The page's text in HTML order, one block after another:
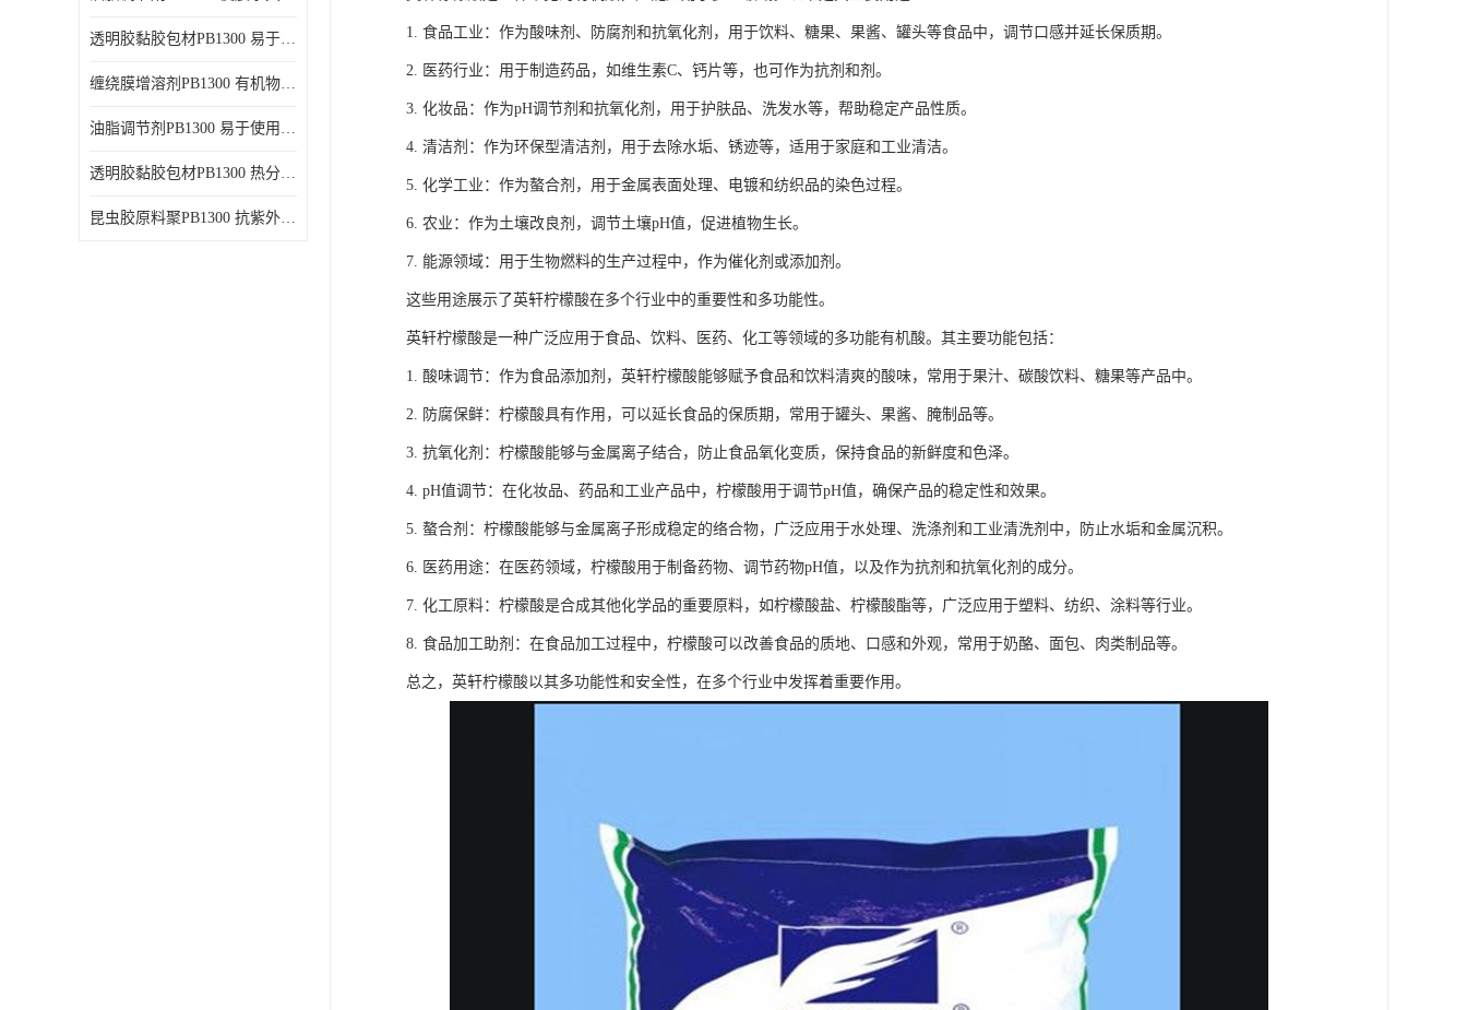
透明胶黏胶包材PB1300 易于使用和加工 耐老化
缠绕膜增溶剂PB1300 有机物质相容性好 易于使用和加工
油脂调节剂PB1300 易于使用和加工 化学稳定性好
透明胶黏胶包材PB1300 热分解后无残留物 良好的溶解性能
昆虫胶原料聚PB1300 抗紫外线性能好 应用范围广
1. 食品工业：作为酸味剂、防腐剂和抗氧化剂，用于饮料、糖果、果酱、罐头等食品中，调节口感并延长保质期。
2. 医药行业：用于制造药品，如维生素C、钙片等，也可作为抗剂和剂。
3. 化妆品：作为pH调节剂和抗氧化剂，用于护肤品、洗发水等，帮助稳定产品性质。
4. 清洁剂：作为环保型清洁剂，用于去除水垢、锈迹等，适用于家庭和工业清洁。
5. 化学工业：作为螯合剂，用于金属表面处理、电镀和纺织品的染色过程。
6. 农业：作为土壤改良剂，调节土壤pH值，促进植物生长。
7. 能源领域：用于生物燃料的生产过程中，作为催化剂或添加剂。
这些用途展示了英轩柠檬酸在多个行业中的重要性和多功能性。
英轩柠檬酸是一种广泛应用于食品、饮料、医药、化工等领域的多功能有机酸。其主要功能包括：
1. 酸味调节：作为食品添加剂，英轩柠檬酸能够赋予食品和饮料清爽的酸味，常用于果汁、碳酸饮料、糖果等产品中。
2. 防腐保鲜：柠檬酸具有作用，可以延长食品的保质期，常用于罐头、果酱、腌制品等。
3. 抗氧化剂：柠檬酸能够与金属离子结合，防止食品氧化变质，保持食品的新鲜度和色泽。
4. pH值调节：在化妆品、药品和工业产品中，柠檬酸用于调节pH值，确保产品的稳定性和效果。
5. 螯合剂：柠檬酸能够与金属离子形成稳定的络合物，广泛应用于水处理、洗涤剂和工业清洗剂中，防止水垢和金属沉积。
6. 医药用途：在医药领域，柠檬酸用于制备药物、调节药物pH值，以及作为抗剂和抗氧化剂的成分。
7. 化工原料：柠檬酸是合成其他化学品的重要原料，如柠檬酸盐、柠檬酸酯等，广泛应用于塑料、纺织、涂料等行业。
8. 食品加工助剂：在食品加工过程中，柠檬酸可以改善食品的质地、口感和外观，常用于奶酪、面包、肉类制品等。
总之，英轩柠檬酸以其多功能性和安全性，在多个行业中发挥着重要作用。